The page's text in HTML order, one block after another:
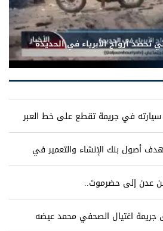
تحصد أرواح الأبرياء في الحديدة
في جريمة تقطع على خط العبر
أصول بنك الإنشاء والتعمير في
عدن إلى حضرموت..
جريمة اغتيال الصحفي محمد عيضه